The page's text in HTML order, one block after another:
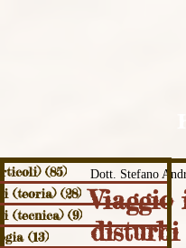
Viaggio
disturbi
Dott. Stefano
(85) 85 post
(teoria) (28) 28 post
(tecnica) (9) 9 post
(13)